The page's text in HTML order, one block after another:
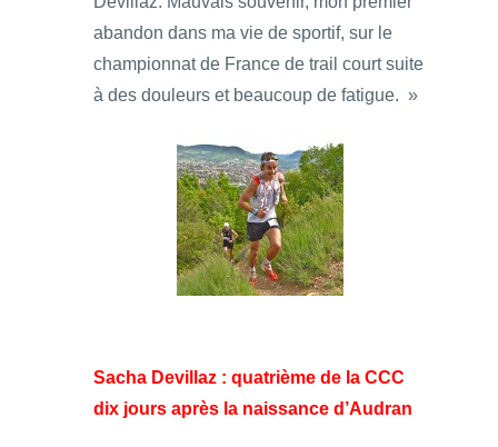
abandon dans ma vie de sportif, sur le
championnat de France de trail court suite
à des douleurs et beaucoup de fatigue. »
Sacha Devillaz : quatrième de la CCC
dix jours après la naissance d’Audran